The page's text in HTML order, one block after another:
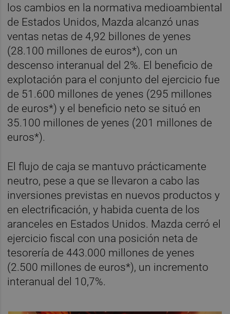
los cambios en la normativa medioambiental
de Estados Unidos, Mazda alcanzó unas
ventas netas de 4,92 billones de yenes
(28.100 millones de euros*), con un
descenso interanual del 2%. El beneficio de
explotación para el conjunto del ejercicio fue
de 51.600 millones de yenes (295 millones
de euros*) y el beneficio neto se situó en
35.100 millones de yenes (201 millones de
euros*).
El flujo de caja se mantuvo prácticamente
neutro, pese a que se llevaron a cabo las
inversiones previstas en nuevos productos y
en electrificación, y habida cuenta de los
aranceles en Estados Unidos. Mazda cerró el
ejercicio fiscal con una posición neta de
tesorería de 443.000 millones de yenes
(2.500 millones de euros*), un incremento
interanual del 10,7%.